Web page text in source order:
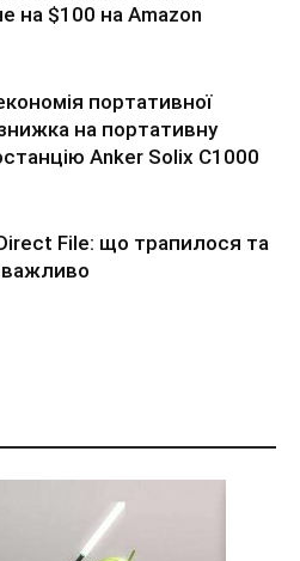
на $100 на Amazon
портативної
знижка на портативну
Anker Solix C1000
File: що трапилося та